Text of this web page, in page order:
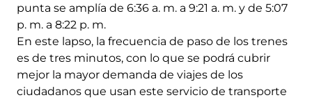
punta se amplía de 6:36 a. m. a 9:21 a. m. y de 5:07
p. m. a 8:22 p. m.
En este lapso, la frecuencia de paso de los trenes
es de tres minutos, con lo que se podrá cubrir
mejor la mayor demanda de viajes de los
ciudadanos que usan este servicio de transporte